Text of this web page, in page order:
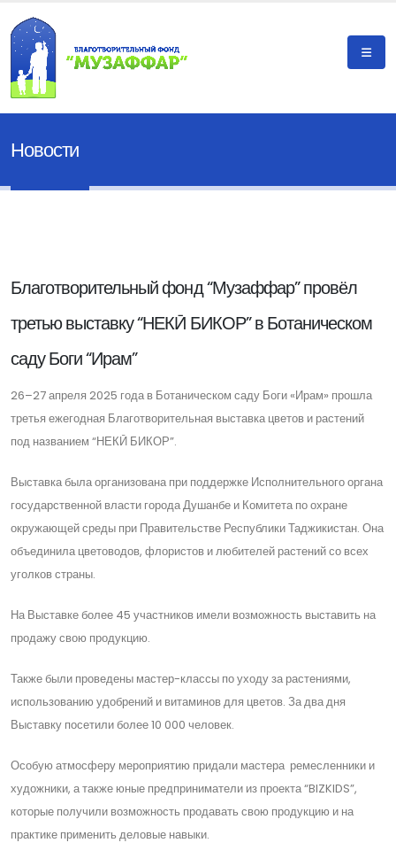
Новости
Благотворительный фонд “Музаффар” провёл
третью выставку “НЕКӢ БИКОР” в Ботаническом
саду Боги “Ирам”
26–27 апреля 2025 года в Ботаническом саду Боги «Ирам» прошла
третья ежегодная Благотворительная выставка цветов и растений
под названием “НЕКӢ БИКОР”.
Выставка была организована при поддержке Исполнительного органа
государственной власти города Душанбе и Комитета по охране
окружающей среды при Правительстве Республики Таджикистан. Она
объединила цветоводов, флористов и любителей растений со всех
уголков страны.
На Выставке более 45 участников имели возможность выставить на
продажу свою продукцию.
Также были проведены мастер-классы по уходу за растениями,
использованию удобрений и витаминов для цветов. За два дня
Выставку посетили более 10 000 человек.
Особую атмосферу мероприятию придали мастера ремесленники и
художники, а также юные предприниматели из проекта “BIZKIDS”,
которые получили возможность продавать свою продукцию и на
практике применить деловые навыки.